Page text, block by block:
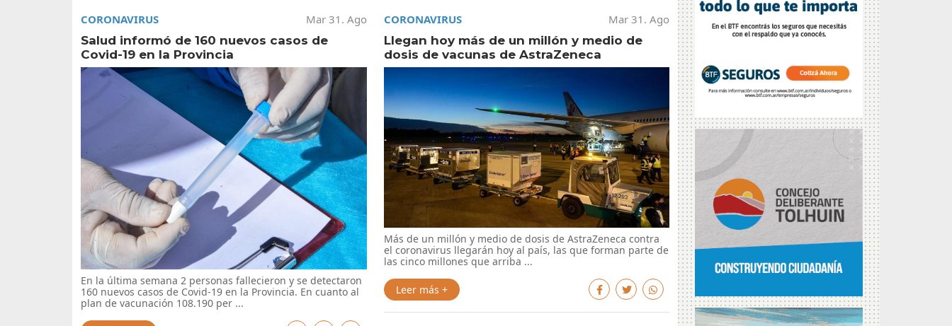
CORONAVIRUS
Mar 31. Ago
Salud informó de 160 nuevos casos de
Covid-19 en la Provincia
En la última semana 2 personas fallecieron y se detectaron
160 nuevos casos de Covid-19 en la Provincia. En cuanto al
plan de vacunación 108.190 per ...
CORONAVIRUS
Mar 31. Ago
Llegan hoy más de un millón y medio de
dosis de vacunas de AstraZeneca
Más de un millón y medio de dosis de AstraZeneca contra
el coronavirus llegarán hoy al país, las que forman parte de
las cinco millones que arriba ...
Leer más +